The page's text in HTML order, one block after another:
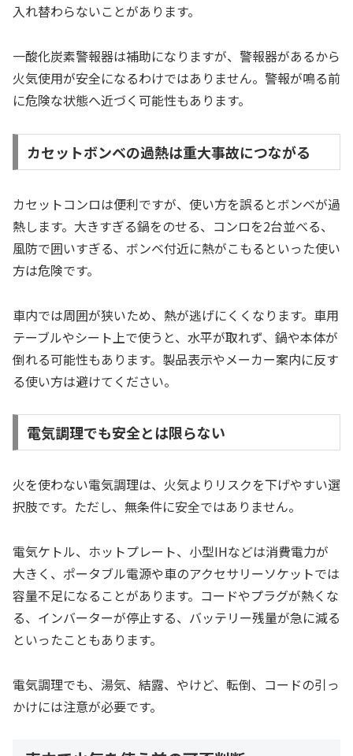
入れ替わらないことがあります。
一酸化炭素警報器は補助になりますが、警報器があるから
火気使用が安全になるわけではありません。警報が鳴る前
に危険な状態へ近づく可能性もあります。
カセットボンベの過熱は重大事故につながる
カセットコンロは便利ですが、使い方を誤るとボンベが過
熱します。大きすぎる鍋をのせる、コンロを2台並べる、
風防で囲いすぎる、ボンベ付近に熱がこもるといった使い
方は危険です。
車内では周囲が狭いため、熱が逃げにくくなります。車用
テーブルやシート上で使うと、水平が取れず、鍋や本体が
倒れる可能性もあります。製品表示やメーカー案内に反す
る使い方は避けてください。
電気調理でも安全とは限らない
火を使わない電気調理は、火気よりリスクを下げやすい選
択肢です。ただし、無条件に安全ではありません。
電気ケトル、ホットプレート、小型IHなどは消費電力が
大きく、ポータブル電源や車のアクセサリーソケットでは
容量不足になることがあります。コードやプラグが熱くな
る、インバーターが停止する、バッテリー残量が急に減る
といったこともあります。
電気調理でも、湯気、結露、やけど、転倒、コードの引っ
かけには注意が必要です。